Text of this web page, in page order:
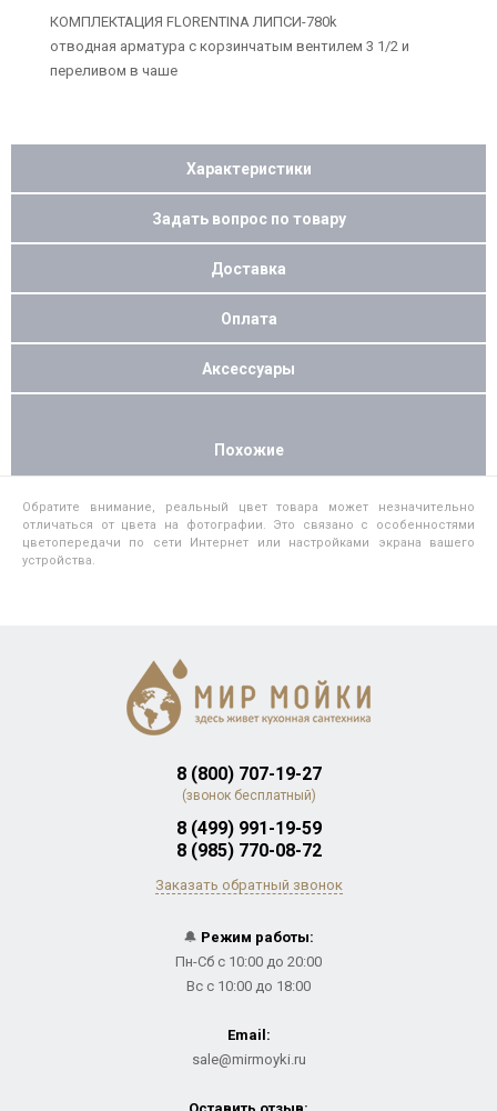
КОМПЛЕКТАЦИЯ FLORENTINA ЛИПСИ-780k
отводная арматура с корзинчатым вентилем 3 1/2 и
переливом в чаше
Характеристики
Задать вопрос по товару
Доставка
Оплата
Аксессуары
Похожие
Обратите внимание, реальный цвет товара может незначительно
отличаться от цвета на фотографии. Это связано с особенностями
цветопередачи по сети Интернет или настройками экрана вашего
устройства.
8 (800) 707-19-27
(звонок бесплатный)
8 (499) 991-19-59
8 (985) 770-08-72
Заказать обратный звонок
🔔 Режим работы:
Пн-Сб с 10:00 до 20:00
Вс с 10:00 до 18:00
Email:
sale@mirmoyki.ru